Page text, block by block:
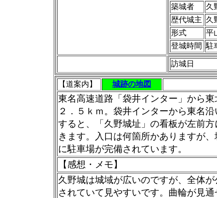
築城者
久
歴代城主 久
形式
平
登城時間 駐
訪城日
【道案内】 城跡の地図
東名高速道路「袋井インター」から
２．５ｋｍ。袋井インターから東名
すると、「久野城址」の看板が左前
きます。入口は何箇所かありますが
に駐車場が完備されています。
【感想・メモ】
久野城は城域が広いのですが、全体
されていて見やすいです。曲輪が見